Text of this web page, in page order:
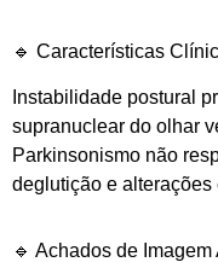
🔹 Características
Instabilidade postural
supranuclear do olhar
Parkinsonismo não
deglutição e alterações
🔹 Achados de